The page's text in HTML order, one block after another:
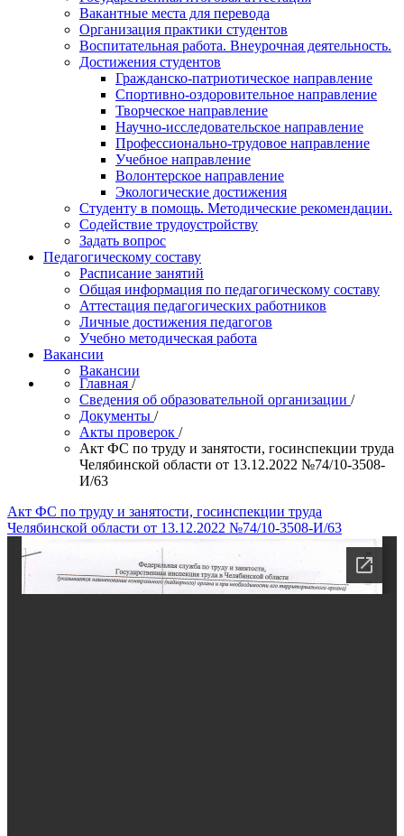
Вакантные места для перевода
Организация практики студентов
Воспитательная работа. Внеурочная деятельность.
Достижения студентов
Гражданско-патриотическое направление
Спортивно-оздоровительное направление
Творческое направление
Научно-исследовательское направление
Профессионально-трудовое направление
Учебное направление
Волонтерское направление
Экологические достижения
Студенту в помощь. Методические рекомендации.
Содействие трудоустройству
Задать вопрос
Педагогическому составу
Расписание занятий
Общая информация по педагогическому составу
Аттестация педагогических работников
Личные достижения педагогов
Учебно методическая работа
Вакансии
Вакансии
Главная /
Сведения об образовательной организации /
Документы /
Акты проверок /
Акт ФС по труду и занятости, госинспекции труда
Челябинской области от 13.12.2022 №74/10-3508-
И/63
Акт ФС по труду и занятости, госинспекции труда
Челябинской области от 13.12.2022 №74/10-3508-И/63